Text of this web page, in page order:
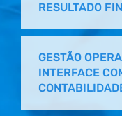
RESULTADO
GESTÃO
INTERFACE